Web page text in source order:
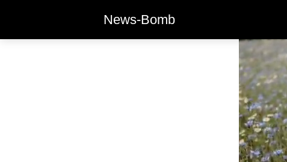
News-Bomb